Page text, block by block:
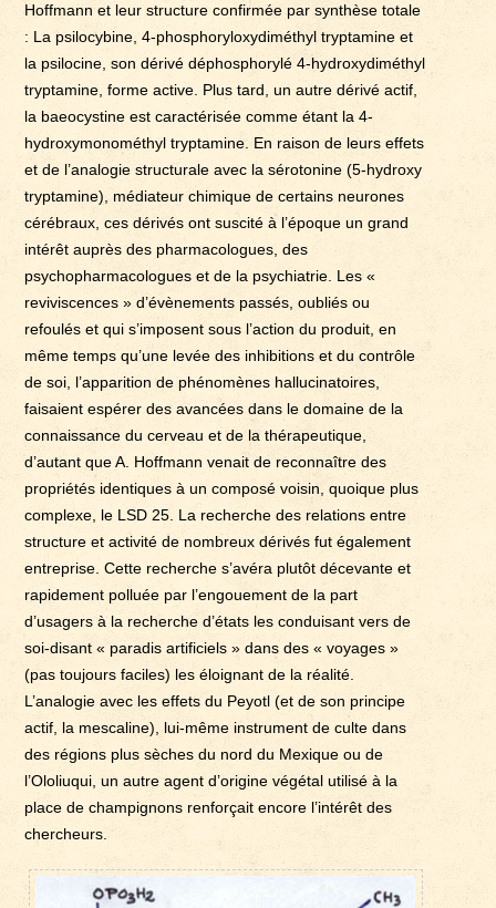
Hoffmann et leur structure confirmée par synthèse totale
: La psilocybine, 4-phosphoryloxydiméthyl tryptamine et
la psilocine, son dérivé déphosphorylé 4-hydroxydiméthyl
tryptamine, forme active. Plus tard, un autre dérivé actif,
la baeocystine est caractérisée comme étant la 4-
hydroxymonométhyl tryptamine. En raison de leurs effets
et de l’analogie structurale avec la sérotonine (5-hydroxy
tryptamine), médiateur chimique de certains neurones
cérébraux, ces dérivés ont suscité à l’époque un grand
intérêt auprès des pharmacologues, des
psychopharmacologues et de la psychiatrie. Les «
reviviscences » d’évènements passés, oubliés ou
refoulés et qui s’imposent sous l’action du produit, en
même temps qu’une levée des inhibitions et du contrôle
de soi, l’apparition de phénomènes hallucinatoires,
faisaient espérer des avancées dans le domaine de la
connaissance du cerveau et de la thérapeutique,
d’autant que A. Hoffmann venait de reconnaître des
propriétés identiques à un composé voisin, quoique plus
complexe, le LSD 25. La recherche des relations entre
structure et activité de nombreux dérivés fut également
entreprise. Cette recherche s’avéra plutôt décevante et
rapidement polluée par l’engouement de la part
d’usagers à la recherche d’états les conduisant vers de
soi-disant « paradis artificiels » dans des « voyages »
(pas toujours faciles) les éloignant de la réalité.
L’analogie avec les effets du Peyotl (et de son principe
actif, la mescaline), lui-même instrument de culte dans
des régions plus sèches du nord du Mexique ou de
l’Ololiuqui, un autre agent d’origine végétal utilisé à la
place de champignons renforçait encore l’intérêt des
chercheurs.